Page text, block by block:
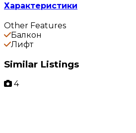
Характеристики
Other Features
Балкон
Лифт
Similar Listings
4